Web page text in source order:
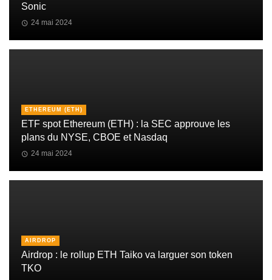
Sonic
24 mai 2024
ETHEREUM (ETH)
ETF spot Ethereum (ETH) : la SEC approuve les
plans du NYSE, CBOE et Nasdaq
24 mai 2024
AIRDROP
Airdrop : le rollup ETH Taiko va larguer son token
TKO